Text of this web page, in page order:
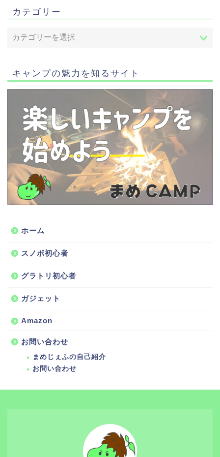
カテゴリー
キャンプの魅力を知るサイト
ホーム
スノボ初心者
グラトリ初心者
ガジェット
Amazon
お問い合わせ
まめじぇふの自己紹介
お問い合わせ